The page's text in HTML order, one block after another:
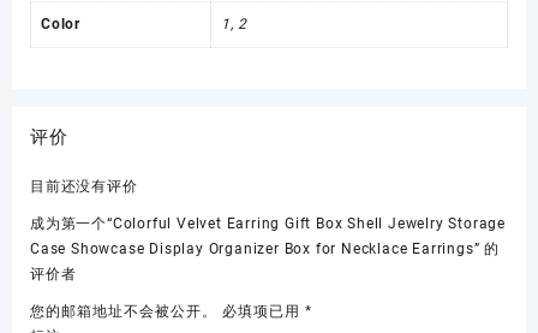
Color 1, 2
评价
目前还没有评价
成为第一个“Colorful Velvet Earring Gift Box Shell Jewelry Storage
Case Showcase Display Organizer Box for Necklace Earrings” 的
评价者
您的邮箱地址不会被公开。 必填项已用 *